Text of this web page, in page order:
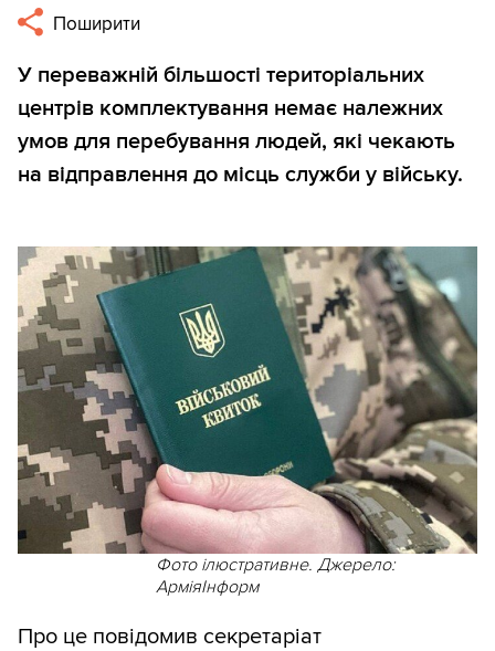
Поширити
У переважній більшості територіальних
центрів комплектування немає належних
умов для перебування людей, які чекають
на відправлення до місць служби у війську.
Фото ілюстративне. Джерело:
АрміяІнформ
Про це повідомив секретаріат